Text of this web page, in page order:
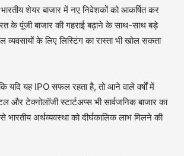
शेयर बाजार में नए निवेशकों को आकर्षित कर
के पूंजी बाजार की गहराई बढ़ाने के साथ-साथ बड़े
व्यवसायों के लिए लिस्टिंग का रास्ता भी खोल सकता
यदि यह IPO सफल रहता है, तो आने वाले वर्षों में
और टेक्नोलॉजी स्टार्टअप्स भी सार्वजनिक बाजार का
अर्थव्यवस्था को दीर्घकालिक लाभ मिलने की